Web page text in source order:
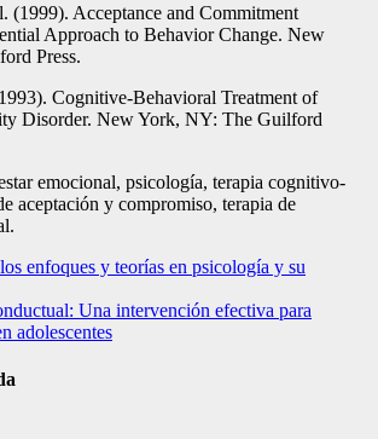
(1999). Acceptance and Commitment
Approach to Behavior Change. New
Press.
Cognitive-Behavioral Treatment of
Disorder. New York, NY: The Guilford
emocional, psicología, terapia cognitivo-
aceptación y compromiso, terapia de
enfoques y teorías en psicología y su
Una intervención efectiva para
adolescentes